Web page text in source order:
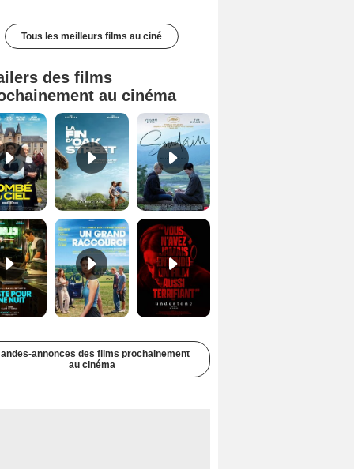
Tous les meilleurs films au ciné
des films
au cinéma
Tombé du ciel Bande-annonce VF La fin d’Oak Street Bande-annonce VO STFR
Juste pour une nuit Bande-annonce VO STFR Un grand raccourci Bande-annonce VF Undertone Bande-annonce VO STFR
annonces des films prochainement
au cinéma